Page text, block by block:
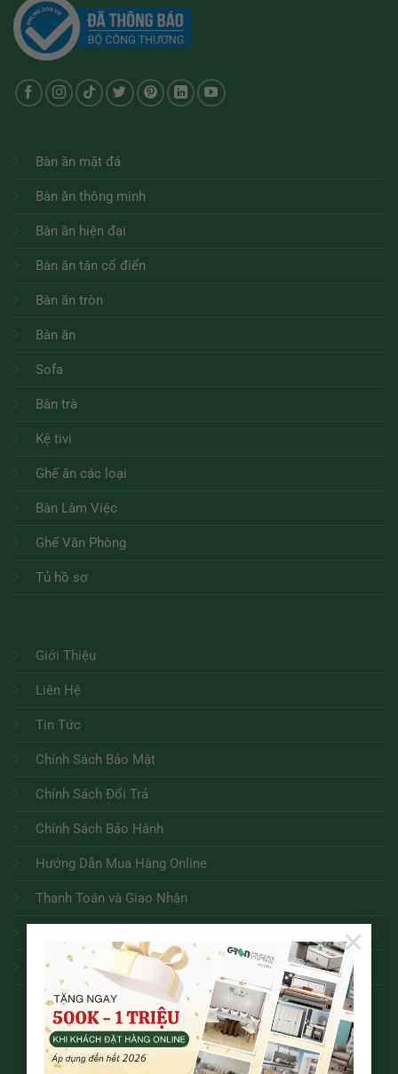
×
Bàn ăn mặt đá
Bàn ăn thông minh
Bàn ăn hiện đại
Bàn ăn tân cổ điển
Bàn ăn tròn
Bàn ăn
Sofa
Bàn trà
Kệ tivi
Ghế ăn các loại
Bàn Làm Việc
Ghế Văn Phòng
Tủ hồ sơ
Giới Thiệu
Liên Hệ
Tin Tức
Chính Sách Bảo Mật
Chính Sách Đổi Trả
Chính Sách Bảo Hành
Hướng Dẫn Mua Hàng Online
Thanh Toán và Giao Nhận
Tuyển dụng